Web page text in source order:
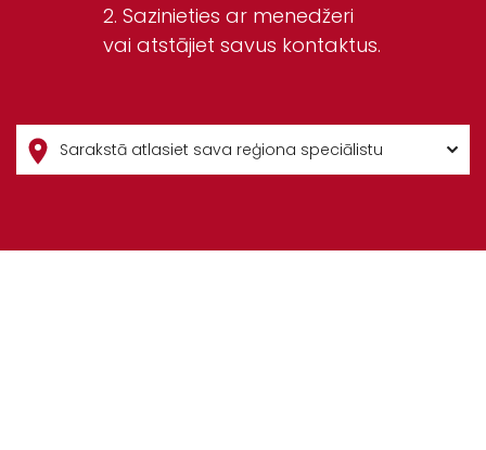
Sazinieties ar menedžeri
vai atstājiet savus kontaktus.